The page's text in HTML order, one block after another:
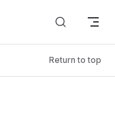
Return to top